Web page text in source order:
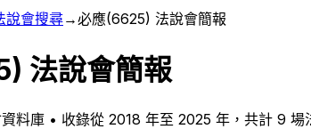
會搜尋→必應(6625) 法說會簡報
) 法說會簡報
料庫 • 收錄從 2018 年至 2025 年，共計 9 場